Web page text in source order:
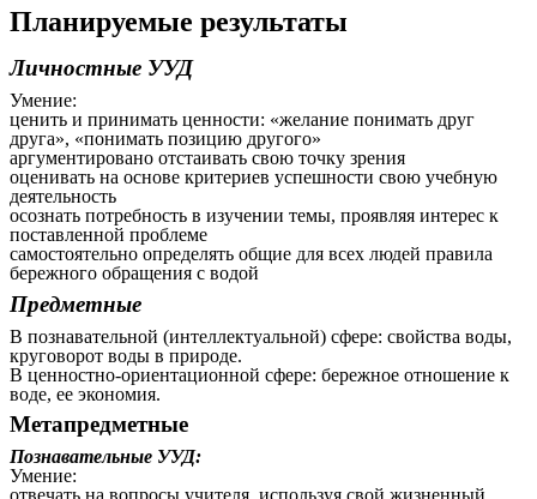
Планируемые результаты
Личностные УУД
Умение:
ценить и принимать ценности: «желание понимать друг
друга», «понимать позицию другого»
аргументировано отстаивать свою точку зрения
оценивать на основе критериев успешности свою учебную
деятельность
осознать потребность в изучении темы, проявляя интерес к
поставленной проблеме
самостоятельно определять общие для всех людей правила
бережного обращения с водой
Предметные
В познавательной (интеллектуальной) сфере: свойства воды,
круговорот воды в природе.
В ценностно-ориентационной сфере: бережное отношение к
воде, ее экономия.
Метапредметные
Познавательные УУД:
Умение:
отвечать на вопросы учителя, используя свой жизненный